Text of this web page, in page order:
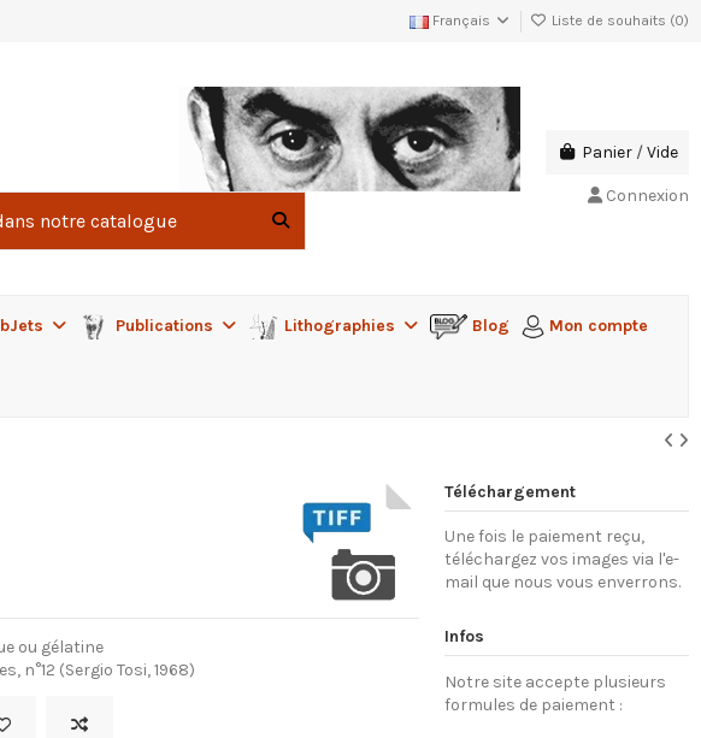
Français Liste de souhaits (0)
Panier /Vide
Connexion
Publications Lithographies Blog Mon compte
ou gélatine
n°12 (Sergio Tosi, 1968)
Téléchargement
Une fois le paiement reçu,
téléchargez vos images via l'e-
mail que nous vous enverrons.
Infos
Notre site accepte plusieurs
formules de paiement :